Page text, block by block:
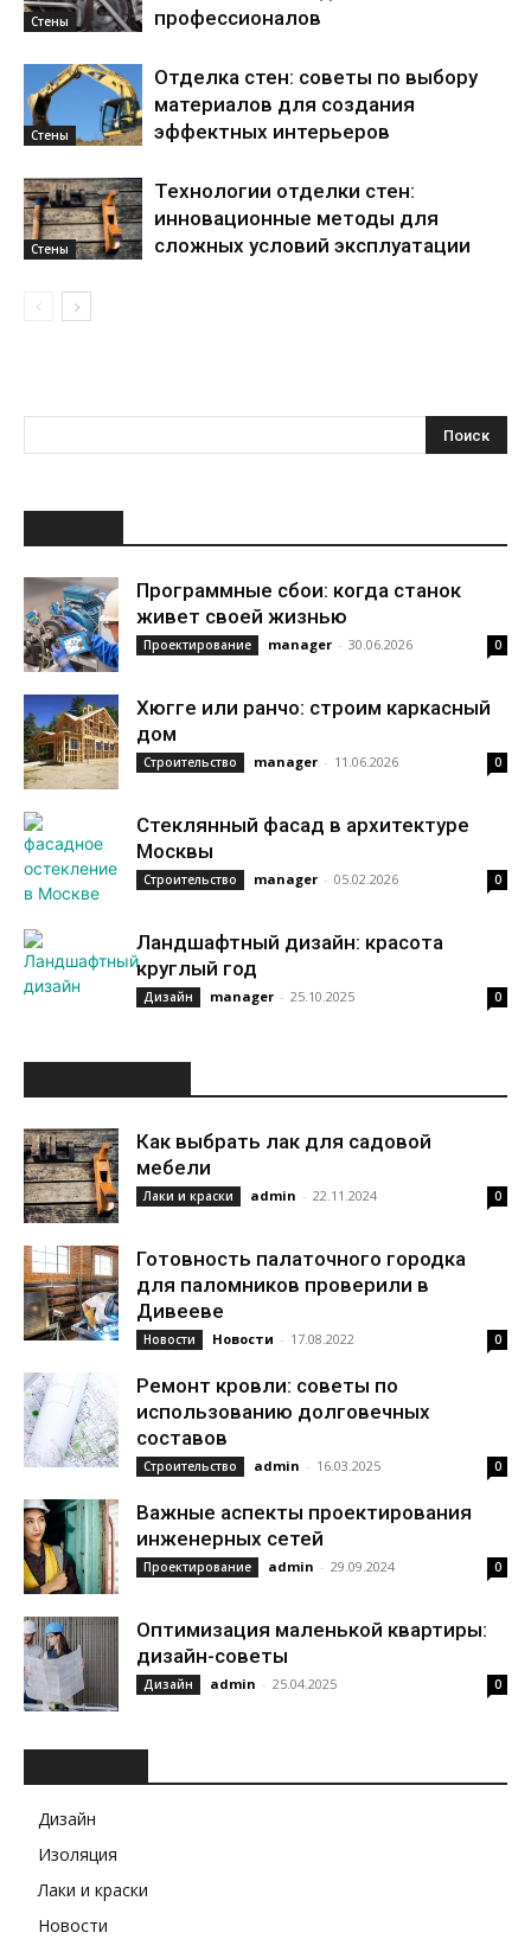
Стены
профессионалов
Стены
Отделка стен: советы по выбору
материалов для создания
эффектных интерьеров
Стены
Технологии отделки стен:
инновационные методы для
сложных условий эксплуатации
Программные сбои: когда станок
живет своей жизнью
Проектирование manager - 30.06.2026 0
Хюгге или ранчо: строим каркасный
дом
Строительство manager - 11.06.2026 0
Стеклянный фасад в архитектуре
Москвы
Строительство manager - 05.02.2026 0
Ландшафтный дизайн: красота
круглый год
Дизайн manager - 25.10.2025 0
Как выбрать лак для садовой
мебели
Лаки и краски admin - 22.11.2024 0
Готовность палаточного городка
для паломников проверили в
Дивееве
Новости Новости - 17.08.2022 0
Ремонт кровли: советы по
использованию долговечных
составов
Строительство admin - 16.03.2025 0
Важные аспекты проектирования
инженерных сетей
Проектирование admin - 29.09.2024 0
Оптимизация маленькой квартиры:
дизайн-советы
Дизайн admin - 25.04.2025 0
Дизайн
Изоляция
Лаки и краски
Новости